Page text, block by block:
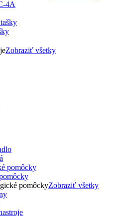
Zobraziť všetky
pomôckyZobraziť všetky